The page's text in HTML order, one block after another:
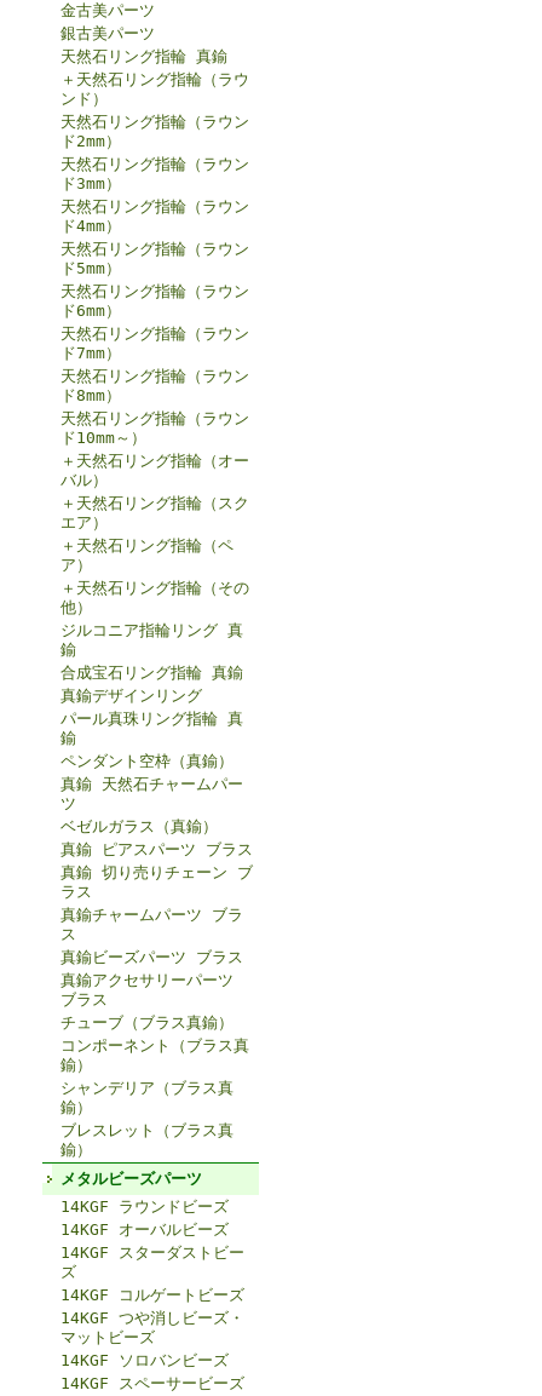
金古美パーツ
銀古美パーツ
天然石リング指輪 真鍮
＋天然石リング指輪（ラウ
ンド）
天然石リング指輪（ラウン
ド2mm）
天然石リング指輪（ラウン
ド3mm）
天然石リング指輪（ラウン
ド4mm）
天然石リング指輪（ラウン
ド5mm）
天然石リング指輪（ラウン
ド6mm）
天然石リング指輪（ラウン
ド7mm）
天然石リング指輪（ラウン
ド8mm）
天然石リング指輪（ラウン
ド10mm～）
＋天然石リング指輪（オー
バル）
＋天然石リング指輪（スク
エア）
＋天然石リング指輪（ペ
ア）
＋天然石リング指輪（その
他）
ジルコニア指輪リング 真
鍮
合成宝石リング指輪 真鍮
真鍮デザインリング
パール真珠リング指輪 真
鍮
ペンダント空枠（真鍮）
真鍮 天然石チャームパー
ツ
ベゼルガラス（真鍮）
真鍮 ピアスパーツ ブラス
真鍮 切り売りチェーン ブ
ラス
真鍮チャームパーツ ブラ
ス
真鍮ビーズパーツ ブラス
真鍮アクセサリーパーツ
ブラス
チューブ（ブラス真鍮）
コンポーネント（ブラス真
鍮）
シャンデリア（ブラス真
鍮）
ブレスレット（ブラス真
鍮）
メタルビーズパーツ
14KGF ラウンドビーズ
14KGF オーバルビーズ
14KGF スターダストビー
ズ
14KGF コルゲートビーズ
14KGF つや消しビーズ・
マットビーズ
14KGF ソロバンビーズ
14KGF スペーサービーズ